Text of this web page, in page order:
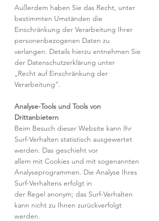
Außerdem haben Sie das Recht, unter
bestimmten Umständen die
Einschränkung der Verarbeitung Ihrer
personenbezogenen Daten zu
verlangen. Details hierzu entnehmen Sie
der Datenschutzerklärung unter
„Recht auf Einschränkung der
Verarbeitung“.
Analyse-Tools und Tools von
Drittanbietern
Beim Besuch dieser Website kann Ihr
Surf-Verhalten statistisch ausgewertet
werden. Das geschieht vor
allem mit Cookies und mit sogenannten
Analyseprogrammen. Die Analyse Ihres
Surf-Verhaltens erfolgt in
der Regel anonym; das Surf-Verhalten
kann nicht zu Ihnen zurückverfolgt
werden.